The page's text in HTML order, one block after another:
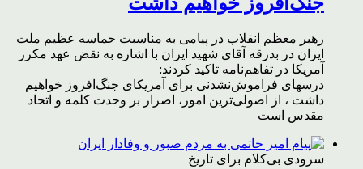
رهبر معظم انقلاب در پیامی به مناسبت حماسه عظیم ملت
ایران در بدرقه آقای شهید ایران با اشاره به نقض عهد مکرر
آمریکا در تفاهم‌نامه تاکید کردند:
درسهای فراموش‌نشدنی برای آمریکای جنگ‌افروز خواهیم
داشت ، از اصولی‌ترین امور، اصرار بر وحدت کلمه و اتحاد
مقدس است
سرودی بی‌کلام برای تاریخ